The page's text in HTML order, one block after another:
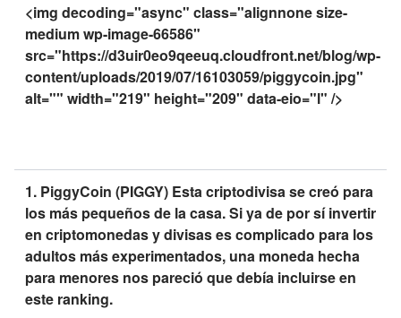
<img decoding="async" class="alignnone size-
medium wp-image-66586"
src="https://d3uir0eo9qeeuq.cloudfront.net/blog/wp-
content/uploads/2019/07/16103059/piggycoin.jpg"
alt="" width="219" height="209" data-eio="l" />
1. PiggyCoin (PIGGY) Esta criptodivisa se creó para
los más pequeños de la casa. Si ya de por sí invertir
en criptomonedas y divisas es complicado para los
adultos más experimentados, una moneda hecha
para menores nos pareció que debía incluirse en
este ranking.